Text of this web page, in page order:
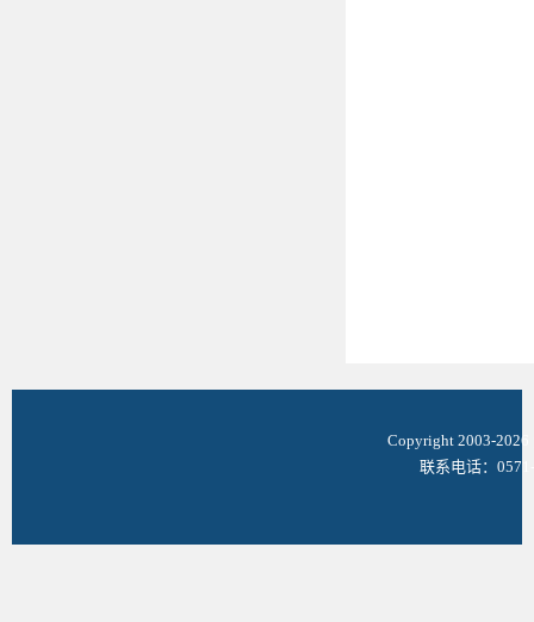
Copyright 2003-
联系电话：